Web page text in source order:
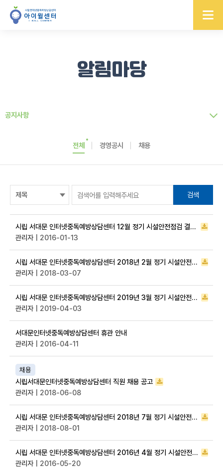
알림마당
공지사항
전체 경영공시 채용
검색
시립 서대문 인터넷중독예방상담센터 12월 정기 시설안전점검 결과 공개
관리자 | 2016-01-13
시립 서대문 인터넷중독예방상담센터 2018년 2월 정기 시설안전점검 결과 공개
관리자 | 2018-03-07
시립 서대문 인터넷중독예방상담센터 2019년 3월 정기 시설안전점검 결과 공개
관리자 | 2019-04-03
서대문인터넷중독예방상담센터 휴관 안내
관리자 | 2016-04-11
채용
시립서대문인터넷중독예방상담센터 직원 채용 공고
관리자 | 2018-06-08
시립 서대문 인터넷중독예방상담센터 2018년 7월 정기 시설안전점검 결과 공개
관리자 | 2018-08-01
시립 서대문 인터넷중독예방상담센터 2016년 4월 정기 시설안전점검 결과 공개
관리자 | 2016-05-20